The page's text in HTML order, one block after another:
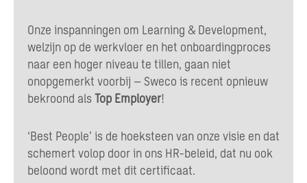
Onze inspanningen om Learning & Development,
welzijn op de werkvloer en het onboardingproces
naar een hoger niveau te tillen, gaan niet
onopgemerkt voorbij – Sweco is recent opnieuw
bekroond alsTop Employer!
‘Best People’ is de hoeksteen van onze visie en dat
schemert volop door in ons HR-beleid, dat nu ook
beloond wordt met dit certificaat.